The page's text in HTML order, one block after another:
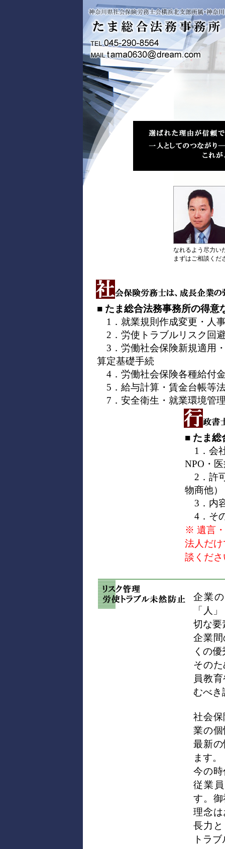
なれるよう尽力い
まずはご相談くだ
■ たま総合法務事務所の得意
1．就業規則作成変更・人
2．労使トラブルリスク回
3．労働社会保険新規適用
算定基礎手続
4．労働社会保険各種給付
5．給与計算・賃金台帳等
7．安全衛生・就業環境管
■ たま総
1．会
NPO・
2．許
物商他）
3．内
4．そ
※ 遺言
法人だ
談くだ
企業
「人
切な要
企業
くの
その
員教
むべき
社会
業の
最新
ます。
今の
従業
す。
理念
長力
トラ